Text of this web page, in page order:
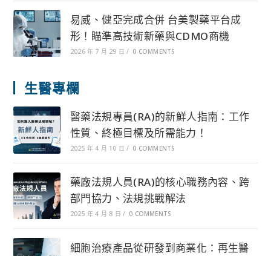
易威、健亞完成合併 台美製藥平台成
形！瞄準高技術新藥與CDMO商機
2026 年 7 月 29 日 / 0 COMMENTS
生醫專欄
醫藥法規專員(RA)的新鮮人指南：工作
性質、終極目標及所需能力！
2025 年 4 月 10 日 / 0 COMMENTS
藥廠法規人員(RA)的核心職務內容、跨
部門協力、法規挑戰解法
2025 年 4 月 8 日 / 0 COMMENTS
細胞治療產品從研發到商業化：再生醫